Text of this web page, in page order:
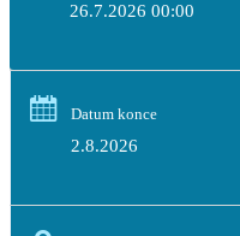
26.7.2026 00:00
Datum konce
2.8.2026